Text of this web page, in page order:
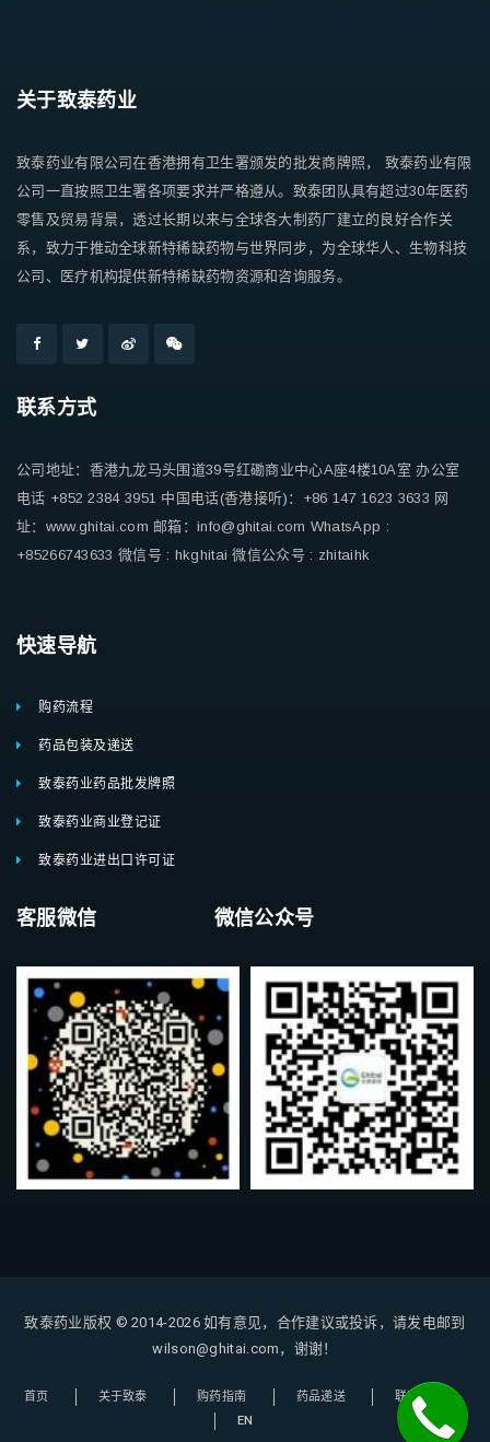
关于致泰药业
致泰药业有限公司在香港拥有卫生署颁发的批发商牌照， 致泰药业有限
公司一直按照卫生署各项要求并严格遵从。致泰团队具有超过30年医药
零售及贸易背景，透过长期以来与全球各大制药厂建立的良好合作关
系，致力于推动全球新特稀缺药物与世界同步，为全球华人、生物科技
公司、医疗机构提供新特稀缺药物资源和咨询服务。
联系方式
公司地址：香港九龙马头围道39号红磡商业中心A座4楼10A室 办公室
电话 +852 2384 3951 中国电话(香港接听)：+86 147 1623 3633 网
址：www.ghitai.com 邮箱：info@ghitai.com WhatsApp :
+85266743633 微信号 : hkghitai 微信公众号 : zhitaihk
快速导航
购药流程
药品包装及递送
致泰药业药品批发牌照
致泰药业商业登记证
致泰药业进出口许可证
客服微信 微信公众号
致泰药业版权 © 2014-2026如有意见，合作建议或投诉，请发电邮到
wilson@ghitai.com，谢谢！
首页 关于致泰 购药指南 药品递送
联系我们
EN